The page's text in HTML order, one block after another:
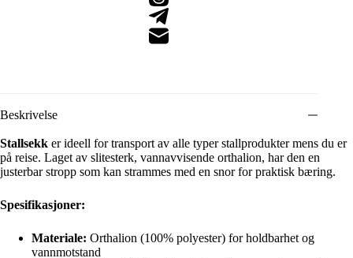
Beskrivelse
Stallsekk er ideell for transport av alle typer stallprodukter mens du er
på reise. Laget av slitesterk, vannavvisende orthalion, har den en
justerbar stropp som kan strammes med en snor for praktisk bæring.
Spesifikasjoner:
Materiale: Orthalion (100% polyester) for holdbarhet og
vannmotstand